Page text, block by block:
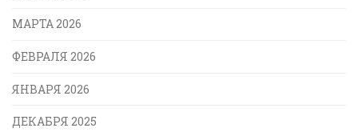
МАРТА 2026
ФЕВРАЛЯ 2026
ЯНВАРЯ 2026
ДЕКАБРЯ 2025